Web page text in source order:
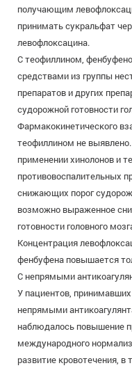
получающим
принимать сукральфат
левофлоксацина.
С теофиллином,
средствами из группы
препаратов и других
судорожной готовности
Фармакокинетического
теофиллином не
применении хинолонов и
противовоспалительных
снижающих порог
возможно выраженное
готовности головного
Концентрация
фенбуфена повышается
С непрямыми
У пациентов,
непрямыми
наблюдалось повышение
международного
развитие кровотечения,